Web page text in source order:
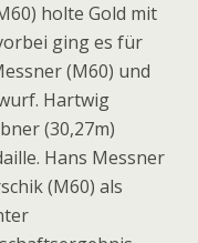
holte Gold mit
ging es für
(M60) und
Hartwig
(30,27m)
Hans Messner
(M60) als